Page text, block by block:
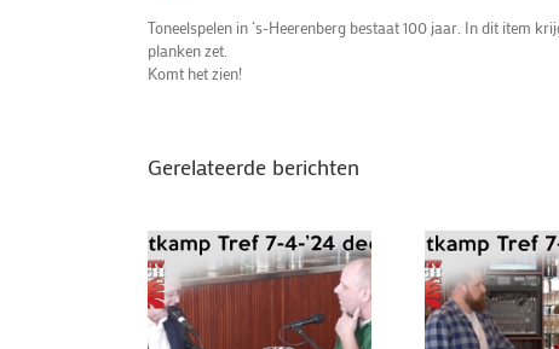
Toneelspelen in ‘s-Heerenberg bestaat 100 jaar. In dit item
planken zet.
Komt het zien!
Gerelateerde berichten